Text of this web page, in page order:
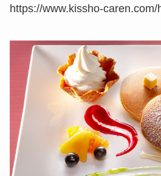
https://www.kissho-caren.com/